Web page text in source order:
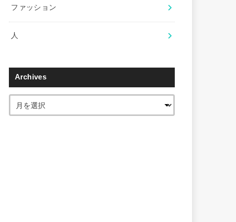
ファッション
人
Archives